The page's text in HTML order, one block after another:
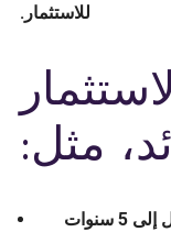
للاستثمار.
مثل: